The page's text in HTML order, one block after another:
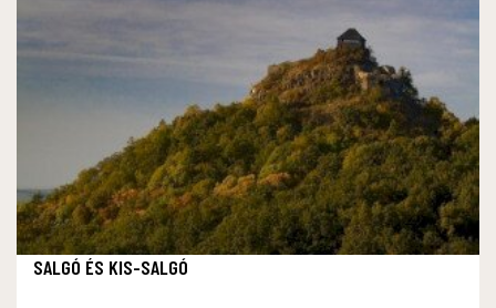
SALGÓ ÉS KIS-SALGÓ